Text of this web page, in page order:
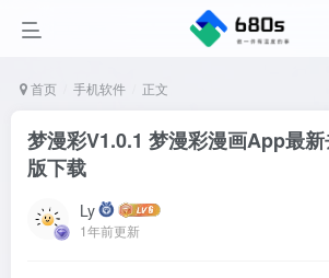
首页 手机软件 正文
梦漫彩V1.0.1 梦漫彩漫画App最
版下载
Ly
1年前更新